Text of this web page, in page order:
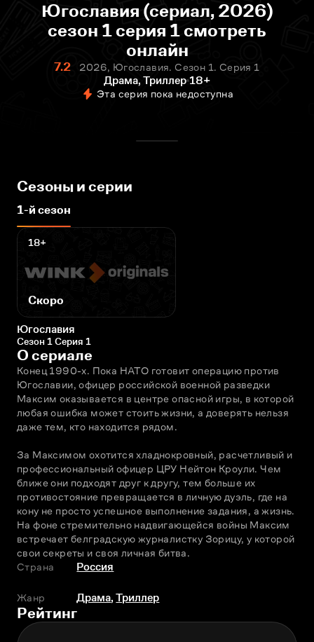
Югославия (сериал, 2026)
сезон 1 серия 1 смотреть
онлайн
7.2
2026, Югославия. Сезон 1. Серия 1
Драма, Триллер 18+
Эта серия пока недоступна
Сезоны и серии
1-й сезон
18+
Скоро
Югославия
Сезон 1 Серия 1
О сериале
Конец 1990-х. Пока НАТО готовит операцию против
Югославии, офицер российской военной разведки
Максим оказывается в центре опасной игры, в которой
любая ошибка может стоить жизни, а доверять нельзя
даже тем, кто находится рядом.
За Максимом охотится хладнокровный, расчетливый и
профессиональный офицер ЦРУ Нейтон Кроули. Чем
ближе они подходят друг к другу, тем больше их
противостояние превращается в личную дуэль, где на
кону не просто успешное выполнение задания, а жизнь.
На фоне стремительно надвигающейся войны Максим
встречает белградскую журналистку Зорицу, у которой
свои секреты и своя личная битва.
Страна
Россия
Жанр Драма,Триллер
Рейтинг